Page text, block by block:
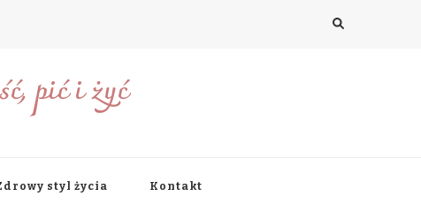
pić i żyć
styl życia Kontakt